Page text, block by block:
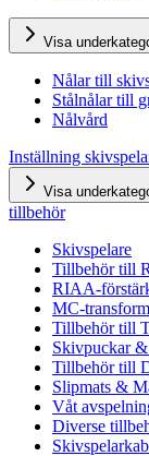
Visa
Nålar till
Stålnålar till
Nålvård
Inställning
Visa
tillbehör
Skivspelare
Tillbehör till
RIAA-
MC-
Tillbehör till
Skivpuckar
Tillbehör till
Slipmats &
Våt
Diverse